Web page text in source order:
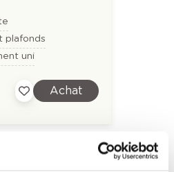
plafonds
uni
Achat
d'inspiration pour: